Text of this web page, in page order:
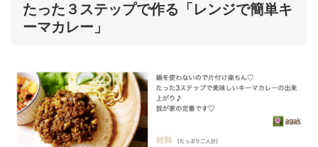
たった３ステップで作る「レンジで簡単キ
ーマカレー」